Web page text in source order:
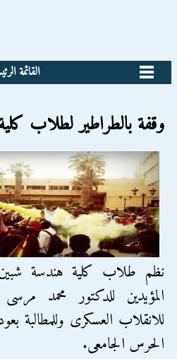
القائمة
وقفة بالطراطير لطلاب
نظم طلاب كلية هندسة شبين
المؤيدين للدكتور محمد
للانقلاب العسكرى وللمطالبة
الحرس الجامعى.